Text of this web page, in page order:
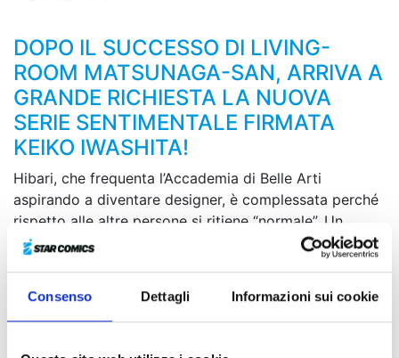
Consenso Dettagli Informazioni sui cookie
DOPO IL SUCCESSO DI LIVING-
ROOM MATSUNAGA-SAN, ARRIVA A
GRANDE RICHIESTA LA NUOVA
SERIE SENTIMENTALE FIRMATA
KEIKO IWASHITA!
Hibari, che frequenta l’Accademia di Belle Arti
aspirando a diventare designer, è complessata perché
rispetto alle altre persone si ritiene “normale”. Un
giorno, nel locale di ramen in cui lavora incontra Gaku,
un ragazzo estroverso che canta in una band e
vita di studentessa serissima comincia a stravolgersi…
Ha inizio una love story travolgente tra due ragazzi